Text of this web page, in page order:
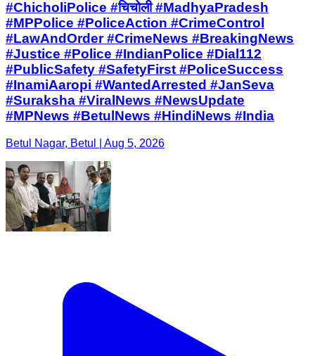
#ChicholiPolice #चिचोली #MadhyaPradesh
#MPPolice #PoliceAction #CrimeControl
#LawAndOrder #CrimeNews #BreakingNews
#Justice #Police #IndianPolice #Dial112
#PublicSafety #SafetyFirst #PoliceSuccess
#InamiAaropi #WantedArrested #JanSeva
#Suraksha #ViralNews #NewsUpdate
#MPNews #BetulNews #HindiNews #India
Betul Nagar, Betul | Aug 5, 2026